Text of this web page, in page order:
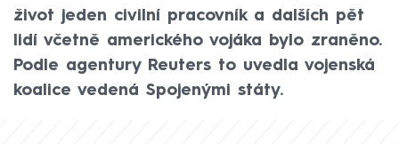
život jeden civilní pracovník a dalších pět
lidí včetně amerického vojáka bylo zraněno.
Podle agentury Reuters to uvedla vojenská
koalice vedená Spojenými státy.